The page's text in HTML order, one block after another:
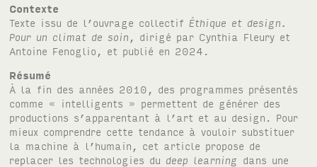
Contexte
Texte issu de l’ouvrage collectif Éthique et design.
Pour un climat de soin , dirigé par Cynthia Fleury et
Antoine Fenoglio, et publié en 2024.
Résumé
À la fin des années 2010, des programmes présentés
comme « intelligents » permettent de générer des
productions s’apparentant à l’art et au design. Pour
mieux comprendre cette tendance à vouloir substituer
la machine à l’humain, cet article propose de
replacer les technologies du deep learning dans une